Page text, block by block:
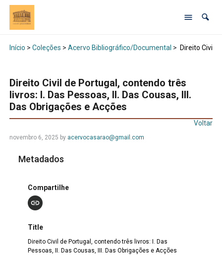
Início > Coleções > Acervo Bibliográfico/Documental > Direito Civil
Direito Civil de Portugal, contendo três
livros: I. Das Pessoas, II. Das Cousas, III.
Das Obrigações e Acções
Voltar
novembro 6, 2025 by acervocasarao@gmail.com
Metadados
Compartilhe
Title
Direito Civil de Portugal, contendo três livros: I. Das
Pessoas, II. Das Cousas, III. Das Obrigações e Acções